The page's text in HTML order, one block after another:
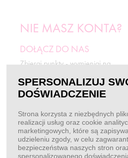
NIE MASZ KONTA?
DOŁĄCZ DO NAS
Zbieraj punkty - wymieniaj na
ZAREJESTRUJ SIĘ
BEZ LOGOWANIA
Chcę złożyć zamówienie
SPERSONALIZUJ
DOŚWIADCZENIE
Strona korzysta z niezbędnych
realizacji usług oraz cookie
marketingowych, które są
udzieleniu zgody, w celu
bezpieczeństwa naszych stron
spersonalizowanego